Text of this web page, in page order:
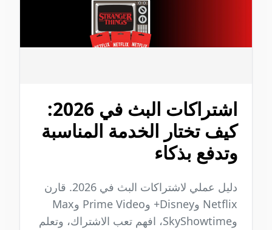
اشتراكات البث في 2026:
كيف تختار الخدمة المناسبة
وتدفع بذكاء
دليل عملي لاشتراكات البث في 2026. قارن
Netflix وDisney+ وPrime Video وMax
وSkyShowtime، افهم تعب الاشتراك، وتعلم